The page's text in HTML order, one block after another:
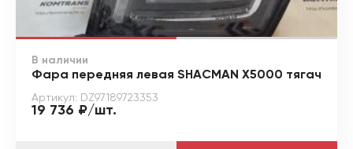
В наличии
Фара передняя левая SHACMAN X5000 тягач
Артикул: DZ97189723353
19 736 ₽/шт.